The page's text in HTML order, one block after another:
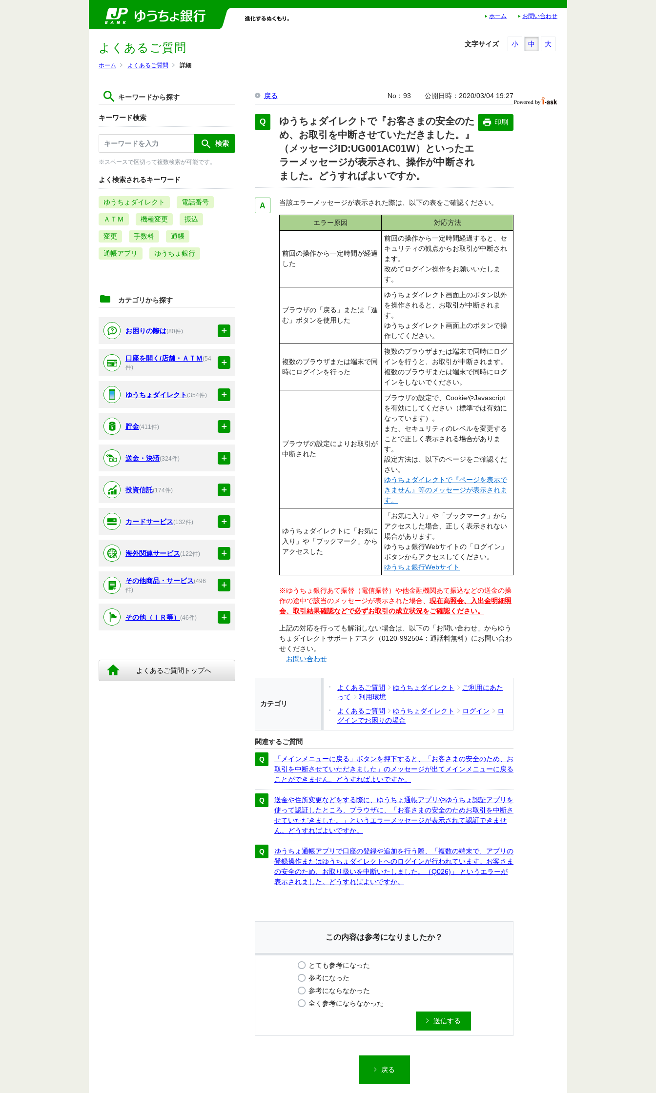
ホーム お問い合わせ
ホーム よくあるご質問 詳細
よくあるご質問
キーワードから探す
キーワード検索
※スペースで区切って複数検索が可能です。
よく検索されるキーワード
ゆうちょダイレクト 電話番号
ＡＴＭ 機種変更 振込
変更 手数料 通帳
通帳アプリ ゆうちょ銀行
カテゴリから探す
お困りの際は(80件)
口座を開く/店舗・ＡＴＭ(54
件)
ゆうちょダイレクト(354件)
貯金(411件)
送金・決済(324件)
投資信託(174件)
カードサービス(132件)
海外関連サービス(122件)
その他商品・サービス(496
件)
その他（ＩＲ等） (46件)
よくあるご質問トップへ
文字サイズ 小 中 大
戻る No 93 公開日時 2020/03/04 19:27
ゆうちょダイレクトで『お客さまの安全のた
め、お取引を中断させていただきました。』
（メッセージID:UG001AC01W）といったエ
ラーメッセージが表示され、操作が中断され
ました。どうすればよいですか。
印刷
当該エラーメッセージが表示された際は、以下の表をご確認ください。
エラー原因 対応方法
前回の操作から一定時間が経過
した
前回の操作から一定時間経過すると、セ
キュリティの観点からお取引が中断され
ます。
改めてログイン操作をお願いいたしま
す。
ブラウザの「戻る」または「進
む」ボタンを使用した
ゆうちょダイレクト画面上のボタン以外
を操作されると、お取引が中断されま
す。
ゆうちょダイレクト画面上のボタンで操
作してください。
複数のブラウザまたは端末で同
時にログインを行った
複数のブラウザまたは端末で同時にログ
インを行うと、お取引が中断されます。
複数のブラウザまたは端末で同時にログ
インをしないでください。
ブラウザの設定によりお取引が
中断された
ブラウザの設定で、CookieやJavascript
を有効にしてください（標準では有効に
なっています）。
また、セキュリティのレベルを変更する
ことで正しく表示される場合がありま
す。
設定方法は、以下のページをご確認くだ
さい。
ゆうちょダイレクトで『ページを表示で
きません』等のメッセージが表示されま
す。
ゆうちょダイレクトに「お気に
入り」や「ブックマーク」から
アクセスした
「お気に入り」や「ブックマーク」から
アクセスした場合、正しく表示されない
場合があります。
ゆうちょ銀行Webサイトの「ログイン」
ボタンからアクセスしてください。
ゆうちょ銀行Webサイト
※ゆうちょ銀行あて振替（電信振替）や他金融機関あて振込などの送金の操
作の途中で該当のメッセージが表示された場合、 現在高照会、入出金明細照
会、取引結果確認などで必ずお取引の成立状況をご確認ください。
上記の対応を行っても解消しない場合は、以下の「お問い合わせ」からゆう
ちょダイレクトサポートデスク（0120-992504：通話料無料）にお問い合わ
せください。
お問い合わせ
カテゴリ
よくあるご質問 ゆうちょダイレクト
ご利用にあた
って
利用環境
よくあるご質問
ゆうちょダイレクト ログイン
ロ
グインでお困りの場合
関連するご質問
「メインメニューに戻る」ボタンを押下すると、「お客さまの安全のため、お
取引を中断させていただきました」のメッセージが出てメインメニューに戻る
ことができません。どうすればよいですか。
送金や住所変更などをする際に、ゆうちょ通帳アプリやゆうちょ認証アプリを
使って認証したところ、ブラウザに、「お客さまの安全のためお取引を中断さ
せていただきました。」というエラーメッセージが表示されて認証できませ
ん。どうすればよいですか。
ゆうちょ通帳アプリで口座の登録や追加を行う際、「複数の端末で、アプリの
登録操作またはゆうちょダイレクトへのログインが行われています。お客さま
の安全のため、お取り扱いを中断いたしました。（Q026)」 というエラーが
表示されました。どうすればよいですか。
この内容は参考になりましたか？
とても参考になった
参考になった
参考にならなかった
全く参考にならなかった
送信する
戻る